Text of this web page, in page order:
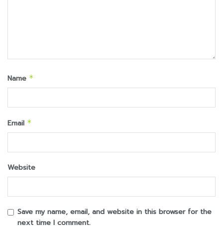
Name *
Email *
Website
Save my name, email, and website in this browser for the
next time I comment.